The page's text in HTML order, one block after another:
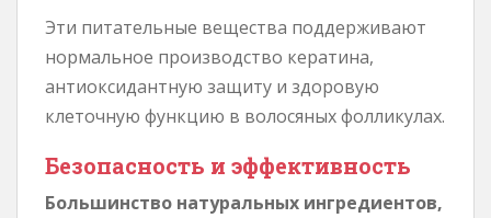
Эти питательные вещества поддерживают
нормальное производство кератина,
антиоксидантную защиту и здоровую
клеточную функцию в волосяных фолликулах.
Безопасность и эффективность
Большинство натуральных ингредиентов,